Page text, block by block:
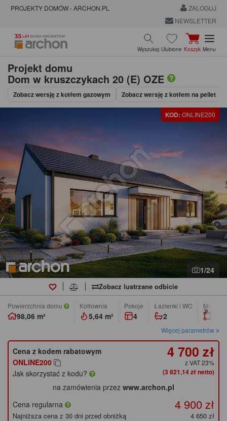
PROJEKTY DOMÓW - ARCHON.PL
ZALOGUJ
NEWSLETTER
Wyszukaj Ulubione Koszyk Menu
Projekt domu
Dom w kruszczykach 20 (E) OZE
Zobacz wersję z kotłem gazowym Zobacz wersję z kotłem na pellet
KOD: ONLINE200
1/24
Zobacz lustrzane odbicie
Powierzchnia domu
98,06 m²
Kotłownia
5,64 m²
pokoje
4
łazienki i WC
2
Min.
Więcej parametrów
Cena z kodem rabatowym
ONLINE200
Jak skorzystać z kodu?
4 700 zł
z VAT 23%
(3 821,14 zł netto)
na zamówienia przez www.archon.pl
Cena regularna
4 900 zł
Najniższa cena z 30 dni przed obniżką 4 650 zł